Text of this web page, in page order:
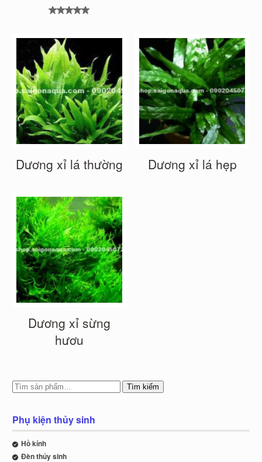
5.005
sao
Dương xỉ lá thường Dương xỉ lá hẹp
Dương xỉ sừng
hươu
Tìm kiếm
Phụ kiện thủy sinh
Hồ kính
Đèn thủy sinh